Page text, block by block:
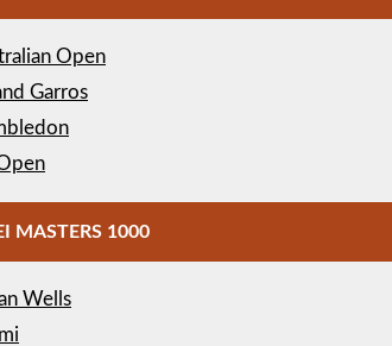
Open
Garros
MASTERS 1000
Wells